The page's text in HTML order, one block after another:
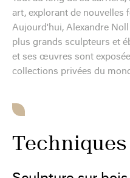
art, explorant de nouvelles
Aujourd'hui, Alexandre
plus grands sculpteurs et
et ses œuvres sont
collections privées du